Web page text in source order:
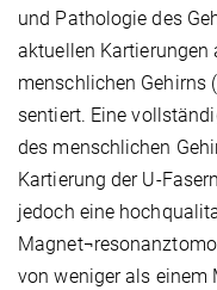
und Pathologie des
aktuellen Kar­tierungen
menschlichen Gehirns
sentiert. Eine
des menschlichen
Kartierung der
jedoch eine
von weniger als einem